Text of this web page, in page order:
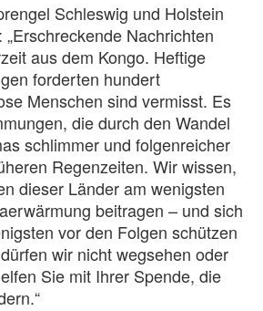
Schleswig und Holstein
Nachrichten
aus dem Kongo. Heftige
forderten hundert
Menschen sind vermisst. Es
die durch den Wandel
schlimmer und folgenreicher
Regenzeiten. Wir wissen,
dieser Länder am wenigsten
beitragen – und sich
vor den Folgen schützen
wir nicht wegsehen oder
Sie mit Ihrer Spende, die